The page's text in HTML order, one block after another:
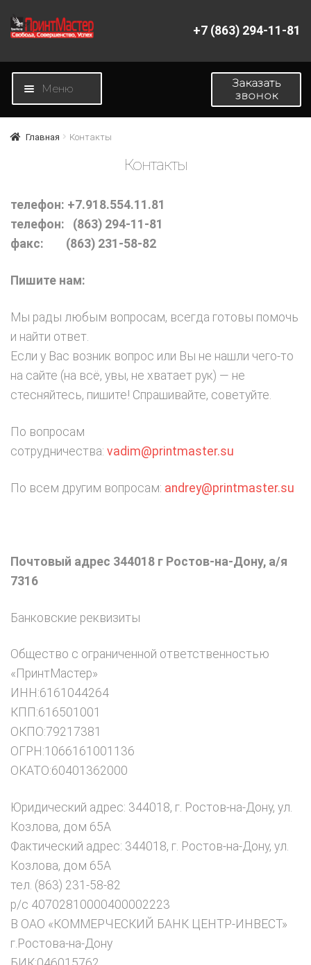
+7 (863) 294-11-81
Перейти
навигации
Перейти
содержимому
Меню
Новости
О компании
Контакты
Заказать
звонок
Главная Контакты
Контакты
телефон: +7.918.554.11.81
телефон: (863) 294-11-81
факс: (863) 231-58-82
Пишите нам:
Мы рады любым вопросам, всегда готовы помочь
и найти ответ.
Если у Вас возник вопрос или Вы не нашли чего-то
на сайте (на всё, увы, не хватает рук) — не
стесняйтесь, пишите! Спрашивайте, советуйте.
По вопросам
сотрудничества: vadim@printmaster.su
По всем другим вопросам: andrey@printmaster.su
Почтовый адрес 344018 г Ростов-на-Дону, а/я
7316
Банковские реквизиты
Общество с ограниченной ответственностью
«ПринтМастер»
ИНН:6161044264
КПП:616501001
ОКПО:79217381
ОГРН:1066161001136
ОКАТО:60401362000
Юридический адрес: 344018, г. Ростов-на-Дону, ул.
Козлова, дом 65А
Фактический адрес: 344018, г. Ростов-на-Дону, ул.
Козлова, дом 65А
тел. (863) 231-58-82
р/с 40702810000400002223
В ОАО «КОММЕРЧЕСКИЙ БАНК ЦЕНТР-ИНВЕСТ»
г.Ростова-на-Дону